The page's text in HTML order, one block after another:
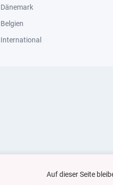
Dänemark
Belgien
International
Auf dieser Seite